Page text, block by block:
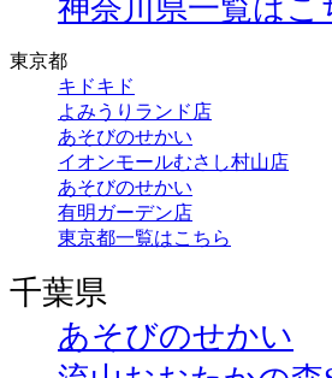
神奈川県一覧はこ
東京都
キドキド
よみうりランド店
あそびのせかい
イオンモールむさし村山店
あそびのせかい
有明ガーデン店
東京都一覧はこちら
千葉県
あそびのせかい